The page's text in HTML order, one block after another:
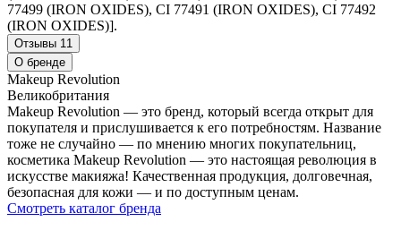
77499 (IRON OXIDES), CI 77491 (IRON OXIDES), CI 77492
(IRON OXIDES)].
Отзывы 11
О бренде
Makeup Revolution
Великобритания
Makeup Revolution — это бренд, который всегда открыт для
покупателя и прислушивается к его потребностям. Название
тоже не случайно — по мнению многих покупательниц,
косметика Makeup Revolution — это настоящая революция в
искусстве макияжа! Качественная продукция, долговечная,
безопасная для кожи — и по доступным ценам.
Смотреть каталог бренда